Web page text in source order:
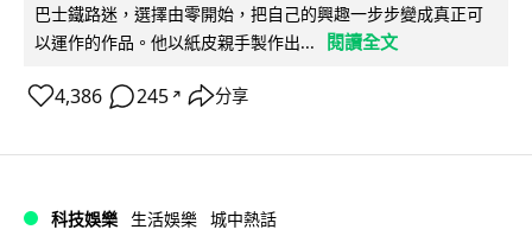
巴士鐵路迷，選擇由零開始，把自己的興趣一步步變成真正可
以運作的作品。他以紙皮親手製作出...
閱讀全文
4,386 245 ↗ 分享
科技娛樂 生活娛樂 城中熱話